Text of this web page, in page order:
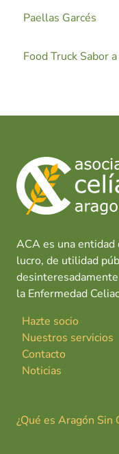
Paellas Garcés
Food Truck Sabor
ACA es una
lucro, de utilidad
la Enfermedad
Hazte socio
Nuestros servicios
Contacto
Noticias
¿Qué es Aragón Sin